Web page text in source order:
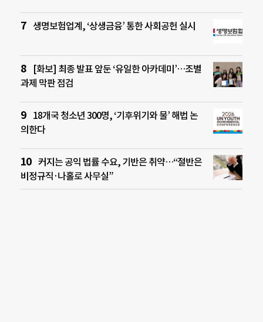
생명보험업계, ‘상생금융’ 통한 사회공헌 실시
[화보] 최종 발표 앞둔 ‘유일한 아카데미’…조별
과제 막판 점검
18개국 청소년 300명, ‘기후위기와 물’ 해법 논
의한다
커지는 공익 법률 수요, 기반은 취약…“절반은
비정규직·나홀로 사무실”